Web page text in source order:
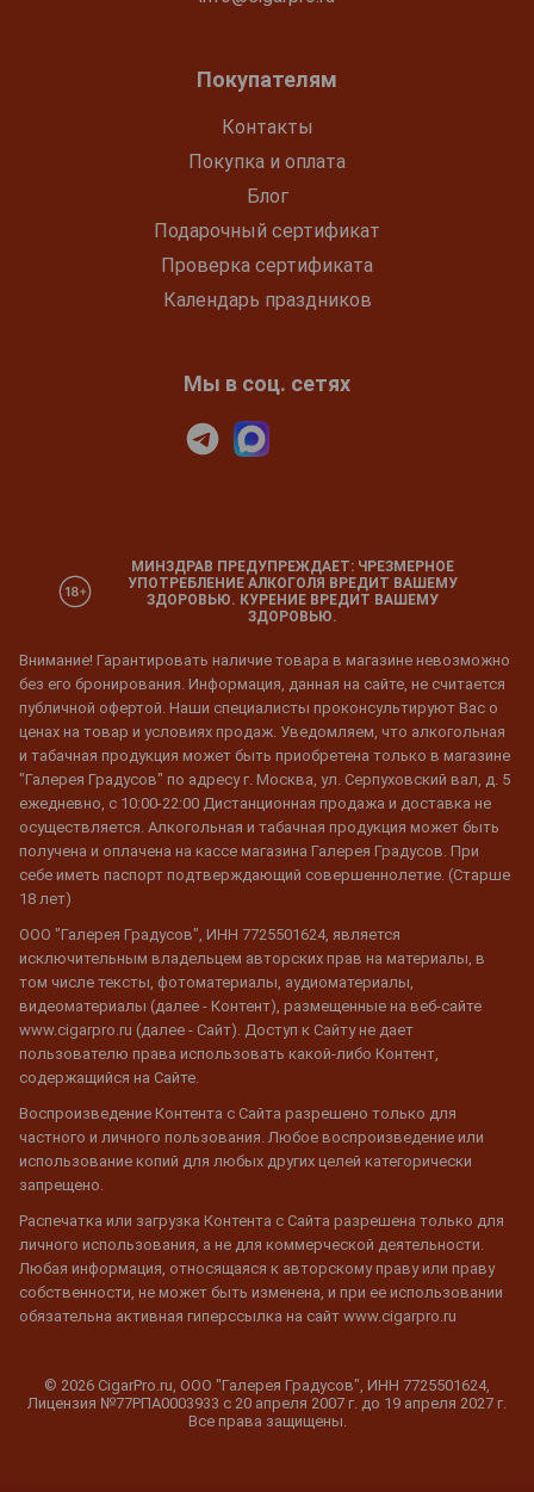
Покупателям
Контакты
Покупка и оплата
Блог
Подарочный сертификат
Проверка сертификата
Календарь праздников
Мы в соц. сетях
МИНЗДРАВ ПРЕДУПРЕЖДАЕТ: ЧРЕЗМЕРНОЕ
УПОТРЕБЛЕНИЕ АЛКОГОЛЯ ВРЕДИТ ВАШЕМУ
ЗДОРОВЬЮ. КУРЕНИЕ ВРЕДИТ ВАШЕМУ
ЗДОРОВЬЮ.
Внимание! Гарантировать наличие товара в магазине невозможно
без его бронирования. Информация, данная на сайте, не считается
публичной офертой. Наши специалисты проконсультируют Вас о
ценах на товар и условиях продаж. Уведомляем, что алкогольная
и табачная продукция может быть приобретена только в магазине
"Галерея Градусов" по адресу г. Москва, ул. Серпуховский вал, д. 5
ежедневно, с 10:00-22:00 Дистанционная продажа и доставка не
осуществляется. Алкогольная и табачная продукция может быть
получена и оплачена на кассе магазина Галерея Градусов. При
себе иметь паспорт подтверждающий совершеннолетие. (Старше
18 лет)
ООО "Галерея Градусов", ИНН 7725501624, является
исключительным владельцем авторских прав на материалы, в
том числе тексты, фотоматериалы, аудиоматериалы,
видеоматериалы (далее - Контент), размещенные на веб-сайте
www.cigarpro.ru (далее - Сайт). Доступ к Сайту не дает
пользователю права использовать какой-либо Контент,
содержащийся на Сайте.
Воспроизведение Контента с Сайта разрешено только для
частного и личного пользования. Любое воспроизведение или
использование копий для любых других целей категорически
запрещено.
Распечатка или загрузка Контента с Сайта разрешена только для
личного использования, а не для коммерческой деятельности.
Любая информация, относящаяся к авторскому праву или праву
собственности, не может быть изменена, и при ее использовании
обязательна активная гиперссылка на сайт www.cigarpro.ru
© 2026 CigarPro.ru, ООО "Галерея Градусов", ИНН 7725501624,
Лицензия №77РПА0003933 c 20 апреля 2007 г. до 19 апреля 2027 г.
Все права защищены.